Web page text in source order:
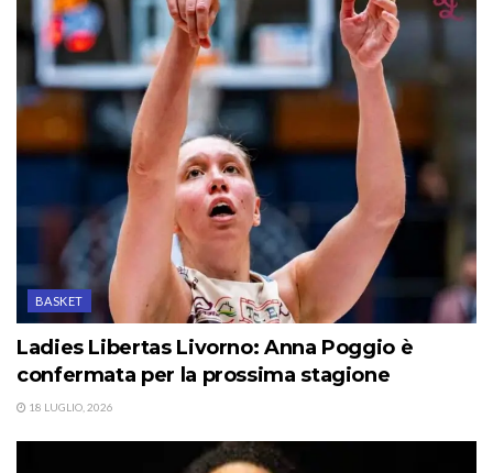
BASKET
Ladies Libertas Livorno: Anna Poggio è
confermata per la prossima stagione
18 LUGLIO, 2026